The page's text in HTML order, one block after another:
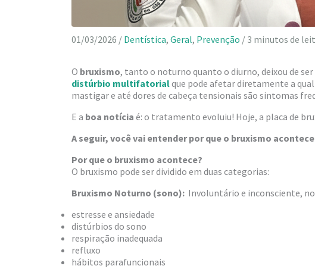
01/03/2026 / Dentística, Geral, Prevenção / 3 minutos de
O bruxismo, tanto o noturno quanto o diurno, deixou de
distúrbio multifatorialque pode afetar diretamente a
mastigar e até dores de cabeça tensionais são sintomas
E a boa notícia é: o tratamento evoluiu! Hoje, a placa de
A seguir, você vai entender por que o bruxismo
Por que o bruxismo acontece?
O bruxismo pode ser dividido em duas categorias:
Bruxismo Noturno (sono): Involuntário e inconsciente,
estresse e ansiedade
distúrbios do sono
respiração inadequada
refluxo
hábitos parafuncionais